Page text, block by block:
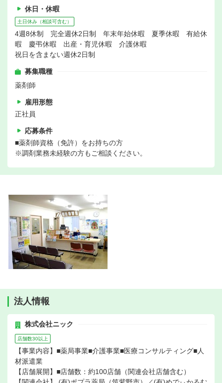
休日・休暇
土日休み（相談可含む）
4週8休制 完全週休2日制 年末年始休暇 夏季休暇 有給休
暇 慶弔休暇 出産・育児休暇 介護休暇
祝日を含まない週休2日制
募集職種
薬剤師
雇用形態
正社員
応募条件
■薬剤師資格（免許）をお持ちの方
※調剤業務未経験の方もご相談ください。
法人情報
株式会社ニック
店舗数30以上
【事業内容】■薬局事業■介護事業■医療コンサルティング■人
材派遣業
【店舗展開】■店舗数：約100店舗（関連会社店舗含む）